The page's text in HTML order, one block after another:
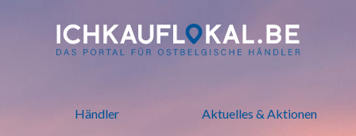
ich kauf lokal - Bei lokalen
Händler Aktuelles & Aktionen